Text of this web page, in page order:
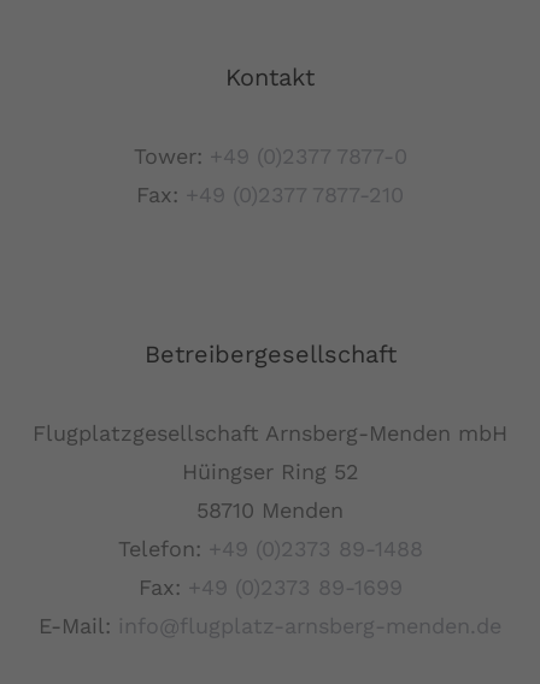
Kontakt
Tower: +49 (0)2377 7877-0
Fax: +49 (0)2377 7877-210
Betreibergesellschaft
Flugplatzgesellschaft Arnsberg-Menden mbH
Hüingser Ring 52
58710 Menden
Telefon: +49 (0)2373 89-1488
Fax: +49 (0)2373 89-1699
E-Mail: info@flugplatz-arnsberg-menden.de